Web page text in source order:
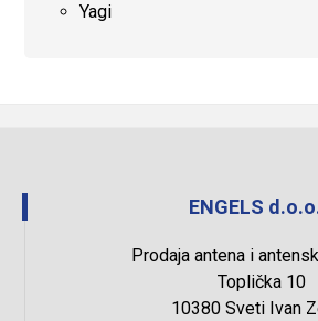
Yagi
ENGELS
Prodaja antena i
Toplička 10
10380 Sveti Ivan